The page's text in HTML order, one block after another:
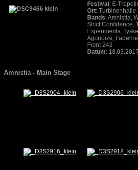
Festival : E-
Ort: Turbinenhalle
Bands: Amnistia,
Strict Confidence,
Experiments,
Agonoize,
Front 242
Datum: 18.03.2017
Amnistia - Main Stage